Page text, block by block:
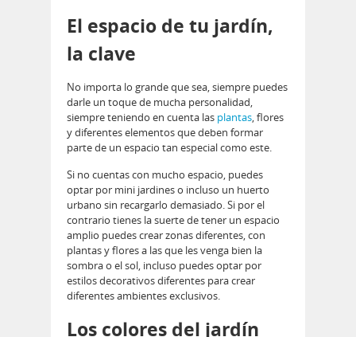
El espacio de tu jardín,
la clave
No importa lo grande que sea, siempre puedes
darle un toque de mucha personalidad,
siempre teniendo en cuenta las plantas, flores
y diferentes elementos que deben formar
parte de un espacio tan especial como este.
Si no cuentas con mucho espacio, puedes
optar por mini jardines o incluso un huerto
urbano sin recargarlo demasiado. Si por el
contrario tienes la suerte de tener un espacio
amplio puedes crear zonas diferentes, con
plantas y flores a las que les venga bien la
sombra o el sol, incluso puedes optar por
estilos decorativos diferentes para crear
diferentes ambientes exclusivos.
Los colores del jardín